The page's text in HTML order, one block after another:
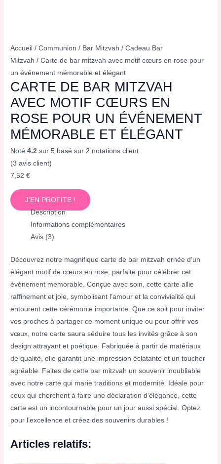
Accueil /Communion / Bar Mitzvah /Cadeau Bar
Mitzvah / Carte de bar mitzvah avec motif cœurs en rose pour
un événement mémorable et élégant
CARTE DE BAR MITZVAH
AVEC MOTIF CŒURS EN
ROSE POUR UN ÉVÉNEMENT
MÉMORABLE ET ÉLÉGANT
Noté4.2 sur 5 basé sur2 notations client
(3 avis client)
7,52€
J'EN PROFITE !
Description
Informations complémentaires
Avis (3)
Découvrez notre magnifique carte de bar mitzvah ornée d’un
élégant motif de cœurs en rose, parfaite pour célébrer cet
événement mémorable. Conçue avec soin, cette carte allie
raffinement et joie, symbolisant l’amour et la convivialité qui
entourent cette cérémonie importante. Que ce soit pour inviter
vos proches à partager ce moment unique ou pour offrir vos
vœux, notre carte saura séduire tous les invités grâce à son
design attrayant et poétique. Fabriquée à partir de matériaux
de qualité, elle garantit une impression éclatante et un toucher
agréable. Faites de cette bar mitzvah un souvenir inoubliable
avec notre carte qui marie traditions et modernité. Idéale pour
ceux qui cherchent à faire une déclaration d’élégance, cette
carte est un incontournable pour un jour aussi spécial. Optez
pour l’excellence et créez des souvenirs durables !
Articles relatifs: